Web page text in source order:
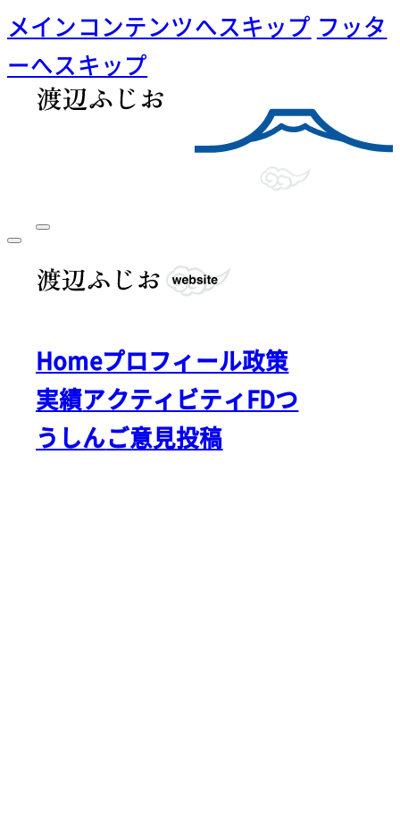
メインコンテンツへスキップ フッタ
ーへスキップ
Homeプロフィール政策
実績アクティビティFDつ
うしんご意見投稿